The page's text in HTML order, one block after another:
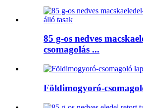
85 g-os nedves
csomagolás ...
Földimogyoró-